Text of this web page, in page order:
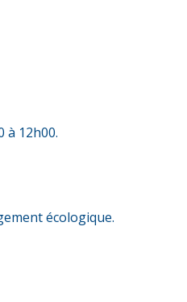
à 12h00.
écologique.